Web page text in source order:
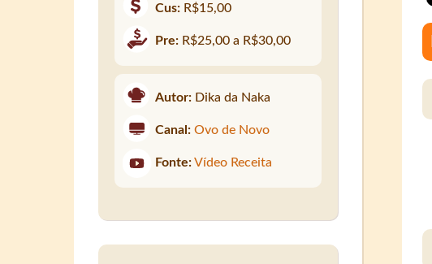
Cus: R$15,00
Pre: R$25,00 a R$30,00
Autor: Dika da Naka
Canal: Ovo de Novo
Fonte: Vídeo Receita